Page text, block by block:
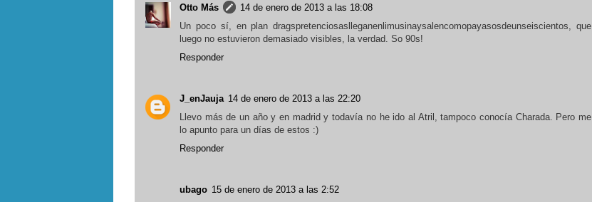
Otto Más
14 de enero de 2013 a las 18:08
Un poco sí, en plan dragspretenciosaslleganenlimusinaysalencomopayasosdeunseiscientos, que
luego no estuvieron demasiado visibles, la verdad. So 90s!
Responder
J_enJauja 14 de enero de 2013 a las 22:20
Llevo más de un año y en madrid y todavía no he ido al Atril, tampoco conocía Charada. Pero me
lo apunto para un días de estos :)
Responder
ubago 15 de enero de 2013 a las 2:52